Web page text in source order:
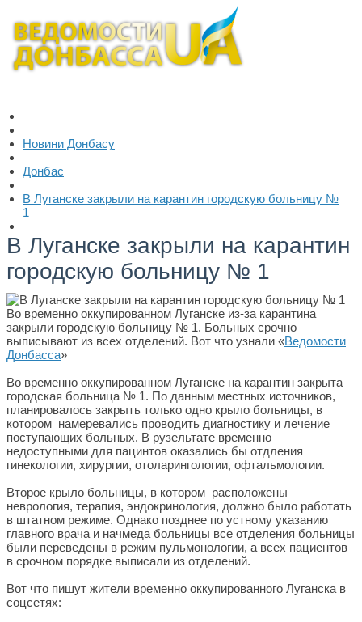
Новини Донбасу
Донбас
В Луганске закрыли на карантин городскую больницу №
1
В Луганске закрыли на карантин
городскую больницу № 1
Во временно оккупированном Луганске из-за карантина
закрыли городскую больницу № 1. Больных срочно
выписывают из всех отделений. Вот что узнали «Ведомости
Донбасса»
Во временно оккупированном Луганске на карантин закрыта
городская больница № 1. По данным местных источников,
планировалось закрыть только одно крыло больницы, в
котором намеревались проводить диагностику и лечение
поступающих больных. В рузельтате временно
недоступными для пацинтов оказались бы отдления
гинекологии, хирургии, отоларингологии, офтальмологии.
Второе крыло больницы, в котором расположены
неврология, терапия, эндокринология, должно было работать
в штатном режиме. Однако позднее по устному указанию
главного врача и начмеда больницы все отделения больницы
были переведены в режим пульмонологии, а всех пациентов
в срочном порядке выписали из отделений.
Вот что пишут жители временно оккупированного Луганска в
соцсетях: